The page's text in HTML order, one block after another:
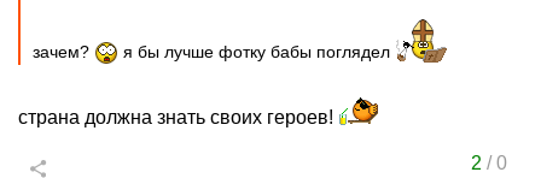
зачем? я бы лучше фотку бабы поглядел
страна должна знать своих героев!
2 /0